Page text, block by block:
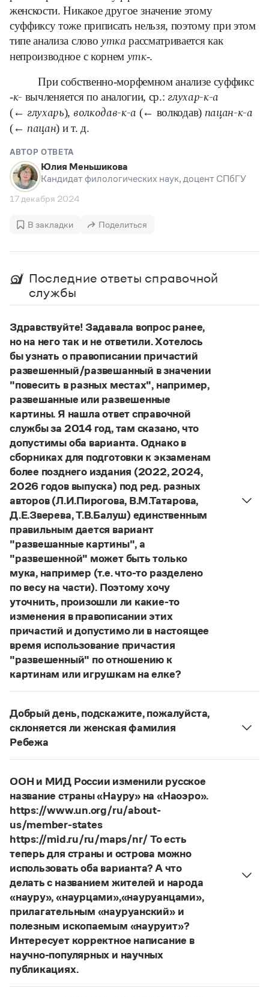
Русский язык. Краткий теоретический курс
для школьников
Справочник по пунктуации
Словарь-справочник трудностей
Азбучные истины
Словарь-справочник непростые слова
Все справочники портала
Журнал
Новости и события
Статьи
Монологи
Интервью
Лекции и подкасты
Учебник Грамоты
Интерактивные упражнения: от простого к сложному
Скороговорки
Издательство
Словари
Научпоп
Учебники и справочники
Все книги
женскости. Никакое другое значение этому
суффиксу тоже приписать нельзя, поэтому при этом
типе анализа слово утка рассматривается как
непроизводное с корнем утк-.
При собственно-морфемном анализе суффикс
-к- вычленяется по аналогии, ср.: глухар-к-а
(← глухарь), волкодав-к-а (← волкодав) пацан-к-а
(← пацан) и т. д.
АВТОР ОТВЕТА
Юлия Меньшикова
Кандидат филологических наук, доцент СПбГУ
17 декабря 2024
В закладки Поделиться
Последние ответы справочной
службы
Здравствуйте! Задавала вопрос ранее,
но на него так и не ответили. Хотелось
бы узнать о правописании причастий
развешенный/развешанный в значении
"повесить в разных местах", например,
развешанные или развешенные
картины. Я нашла ответ справочной
службы за 2014 год, там сказано, что
допустимы оба варианта. Однако в
сборниках для подготовки к экзаменам
более позднего издания (2022, 2024,
2026 годов выпуска) под ред. разных
авторов (Л.И.Пирогова, В.М.Татарова,
Д.Е.Зверева, Т.В.Балуш) единственным
правильным дается вариант
"развешанные картины", а
"развешенной" может быть только
мука, например (т.е. что-то разделено
по весу на части). Поэтому хочу
уточнить, произошли ли какие-то
изменения в правописании этих
причастий и допустимо ли в настоящее
время использование причастия
"развешенный" по отношению к
картинам или игрушкам на елке?
Нашответ2014 года по-прежнему актуален.
то игнорируют рекомендации нормативных
словарей русского языка, в которых указан глагол
развесить
развешенный) со значением «повесить в разных
местах (несколько, много предметов)». Ср.:
знаю, что на стенах своей квартиры вы развесили
разные географические карты.
Бретер. И эти карты, безусловно, развешены.
Страница ответа
Добрый день, подскажите, пожалуйста,
склоняется ли женская фамилия
Ребежа
ФамилияРебежасклоняется (и мужская, и
Страница ответа
ООН и МИД России изменили русское
название страны «Науру» на «Наоэро».
https://www.un.org/ru/about-
us/member-states
https://mid.ru/ru/maps/nr/ То есть
теперь для страны и острова можно
использовать оба варианта? А что
делать с названием жителей и народа
«науру», «наурцами»,«науруанцами»,
прилагательным «науруанский» и
полезным ископаемым «науруит»?
Интересует корректное написание в
научно-популярных и научных
публикациях.
Изменение касается только официального